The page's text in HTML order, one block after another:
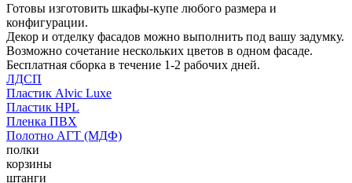
Готовы изготовить шкафы-купе любого размера и
конфигурации.
Декор и отделку фасадов можно выполнить под вашу задумку.
Возможно сочетание нескольких цветов в одном фасаде.
Бесплатная сборка в течение 1-2 рабочих дней.
ЛДСП
Пластик Alvic Luxe
Пластик HPL
Пленка ПВХ
Полотно АГТ (МДФ)
полки
корзины
штанги